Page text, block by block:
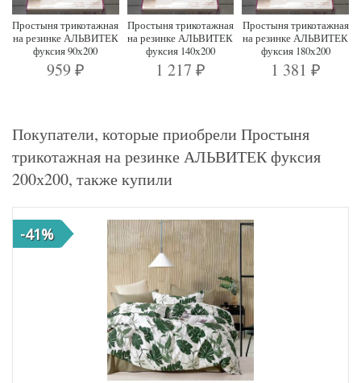
Простыня трикотажная
на резинке АЛЬВИТЕК
фуксия 90х200
959 ₽
Простыня трикотажная
на резинке АЛЬВИТЕК
фуксия 140х200
1 217 ₽
Простыня трикотажная
на резинке АЛЬВИТЕК
фуксия 180х200
1 381 ₽
Покупатели, которые приобрели Простыня
трикотажная на резинке АЛЬВИТЕК фуксия
200х200, также купили
-41%